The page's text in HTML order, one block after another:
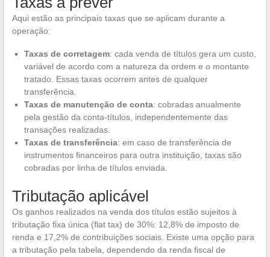
Aqui estão as principais taxas que se aplicam durante a
operação:
Taxas de corretagem: cada venda de títulos gera um custo,
variável de acordo com a natureza da ordem e o montante
tratado. Essas taxas ocorrem antes de qualquer
transferência.
Taxas de manutenção de conta: cobradas anualmente
pela gestão da conta-títulos, independentemente das
transações realizadas.
Taxas de transferência: em caso de transferência de
instrumentos financeiros para outra instituição, taxas são
cobradas por linha de títulos enviada.
Tributação aplicável
Os ganhos realizados na venda dos títulos estão sujeitos à
tributação fixa única (flat tax) de 30%: 12,8% de imposto de
renda e 17,2% de contribuições sociais. Existe uma opção para
a tributação pela tabela, dependendo da renda fiscal de